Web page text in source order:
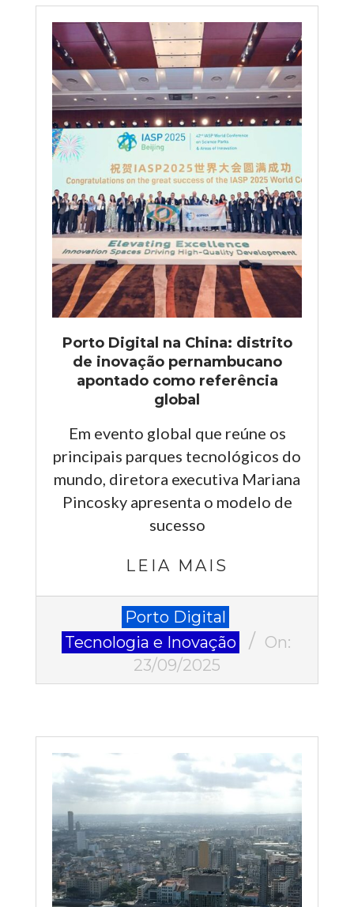
Porto Digital na China: distrito
de inovação pernambucano
apontado como referência
global
Em evento global que reúne os
principais parques tecnológicos do
mundo, diretora executiva Mariana
Pincosky apresenta o modelo de
sucesso
LEIA MAIS
Porto Digital
Tecnologia e Inovação
On:
23/09/2025